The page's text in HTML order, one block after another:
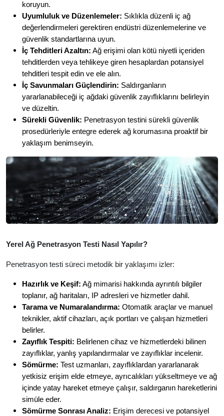
koruyun.
Uyumluluk ve Düzenlemeler: Sıklıkla düzenli iç ağ
değerlendirmeleri gerektiren endüstri düzenlemelerine ve
güvenlik standartlarına uyun.
İç Tehditleri Azaltın: Ağ erişimi olan kötü niyetli içeriden
tehditlerden veya tehlikeye giren hesaplardan potansiyel
tehditleri tespit edin ve ele alın.
İç Savunmaları Güçlendirin: Saldırganların
yararlanabileceği iç ağdaki güvenlik zayıflıklarını belirleyin
ve düzeltin.
Sürekli Güvenlik: Penetrasyon testini sürekli güvenlik
prosedürleriyle entegre ederek ağ korumasına proaktif bir
yaklaşım benimseyin.
Yerel Ağ Penetrasyon Testi Nasıl Yapılır?
Penetrasyon testi süreci metodik bir yaklaşımı izler:
Hazırlık ve Keşif: Ağ mimarisi hakkında ayrıntılı bilgiler
toplanır, ağ haritaları, IP adresleri ve hizmetler dahil.
Tarama ve Numaralandırma: Otomatik araçlar ve manuel
teknikler, aktif cihazları, açık portları ve çalışan hizmetleri
belirler.
Zayıflık Tespiti: Belirlenen cihaz ve hizmetlerdeki bilinen
zayıflıklar, yanlış yapılandırmalar ve zayıflıklar incelenir.
Sömürme: Test uzmanları, zayıflıklardan yararlanarak
yetkisiz erişim elde etmeye, ayrıcalıkları yükseltmeye ve ağ
içinde yatay hareket etmeye çalışır, saldırganın hareketlerini
simüle eder.
Sömürme Sonrası Analiz: Erişim derecesi ve potansiyel